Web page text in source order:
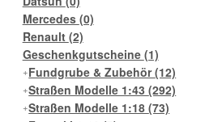
Mercedes (0)
Renault (2)
Geschenkgutscheine (1)
Fundgrube & Zubehör(12)
Straßen Modelle 1:43(292)
Straßen Modelle 1:18(73)